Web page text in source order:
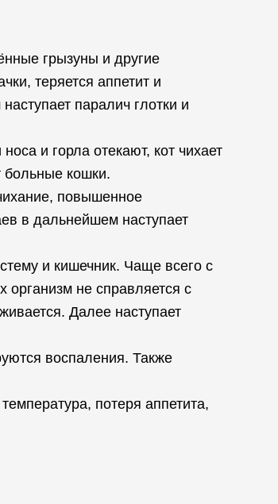
грызуны и другие
теряется аппетит и
паралич глотки и
и горла отекают, кот чихает
больные кошки.
повышенное
в дальнейшем наступает
и кишечник. Чаще всего с
не справляется с
Далее наступает
воспаления. Также
потеря аппетита,